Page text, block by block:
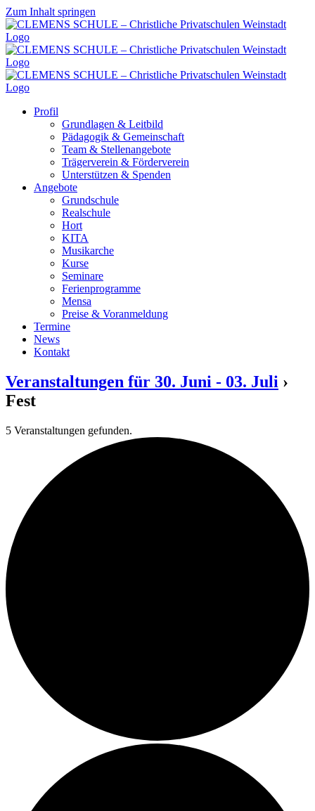
Zum Inhalt springen
Profil
Grundlagen & Leitbild
Pädagogik & Gemeinschaft
Team & Stellenangebote
Trägerverein & Förderverein
Unterstützen & Spenden
Angebote
Grundschule
Realschule
Hort
KITA
Musikarche
Kurse
Seminare
Ferienprogramme
Mensa
Preise & Voranmeldung
Termine
News
Kontakt
Veranstaltungen für 30. Juni - 03. Juli ›
Fest
5 Veranstaltungen gefunden.